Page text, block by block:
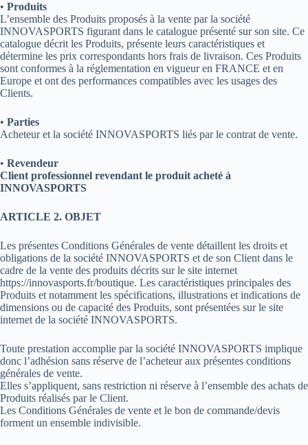
• Produits
L’ensemble des Produits proposés à la vente par la société
INNOVASPORTS figurant dans le catalogue présenté sur son site. Ce
catalogue décrit les Produits, présente leurs caractéristiques et
détermine les prix correspondants hors frais de livraison. Ces Produits
sont conformes à la réglementation en vigueur en FRANCE et en
Europe et ont des performances compatibles avec les usages des
Clients.
• Parties
Acheteur et la société INNOVASPORTS liés par le contrat de vente.
• Revendeur
Client professionnel revendant le produit acheté à
INNOVASPORTS
ARTICLE 2. OBJET
Les présentes Conditions Générales de vente détaillent les droits et
obligations de la société INNOVASPORTS et de son Client dans le
cadre de la vente des produits décrits sur le site internet
https://innovasports.fr/boutique. Les caractéristiques principales des
Produits et notamment les spécifications, illustrations et indications de
dimensions ou de capacité des Produits, sont présentées sur le site
internet de la société INNOVASPORTS.
Toute prestation accomplie par la société INNOVASPORTS implique
donc l’adhésion sans réserve de l’acheteur aux présentes conditions
générales de vente.
Elles s’appliquent, sans restriction ni réserve à l’ensemble des achats de
Produits réalisés par le Client.
Les Conditions Générales de vente et le bon de commande/devis
forment un ensemble indivisible.